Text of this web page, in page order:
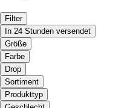
Filter
In 24 Stunden versendet
Größe
Farbe
Drop
Sortiment
Produkttyp